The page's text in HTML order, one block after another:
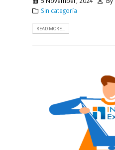
Sin categoría
READ MORE...